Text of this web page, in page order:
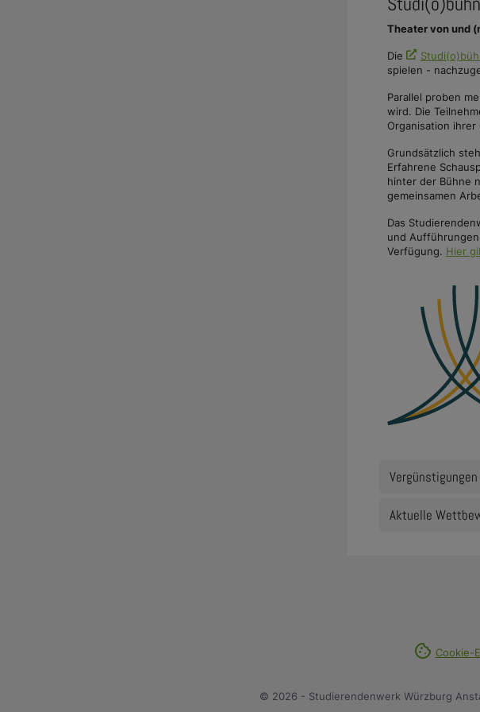
Theater von und
Die
spielen -
Parallel proben
wird. Die
Organisation
Grundsätzlich
Erfahrene
hinter der Bühne
gemeinsamen
Das
und
Verfügung. Hier
Aktuelle
cookie Cookie-
© 2026 - Studierendenwerk Würzburg